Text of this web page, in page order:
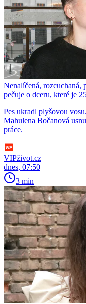
Nenalíčená, rozcuchaná,
pečuje o dceru, které je
Pes ukradl plyšovou
Mahulena Bočanová
práce.
VIPživot.cz
dnes, 07:50
3 min